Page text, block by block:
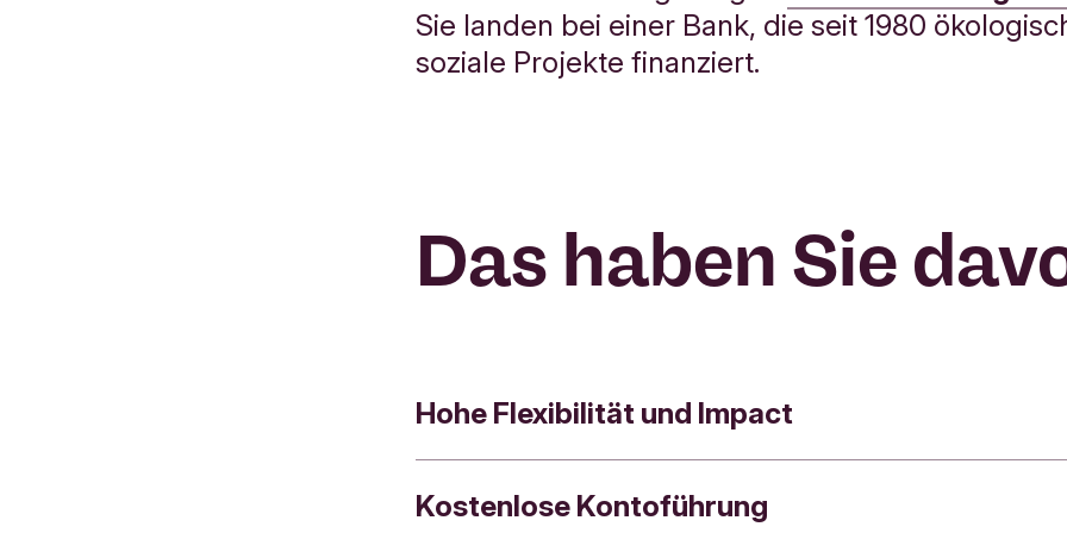
Sie landen bei einer Bank, die seit 1980
soziale Projekte finanziert.
Das haben Sie
Hohe Flexibilität und Impact
Ihr Tagesgeld ist nachhaltig und täglich verfügbar. Sie
Kostenlose Kontoführung